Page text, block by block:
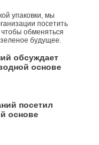
упаковки, мы
посетить
обменяться
будущее.
обсуждает
основе
посетил
основе